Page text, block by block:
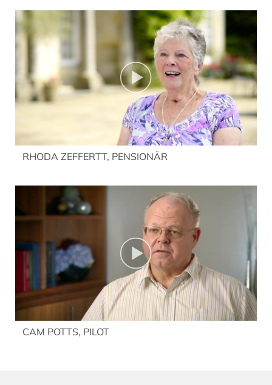
RHODA ZEFFERTT, PENSIONÄR
CAM POTTS, PILOT